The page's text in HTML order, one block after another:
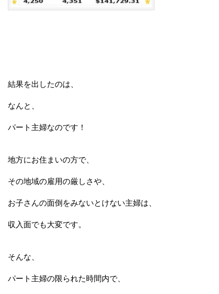
結果を出したのは、
なんと、
パート主婦なのです！
地方にお住まいの方で、
その地域の雇用の厳しさや、
お子さんの面倒をみないとけない主婦は、
収入面でも大変です。
そんな、
パート主婦の限られた時間内で、